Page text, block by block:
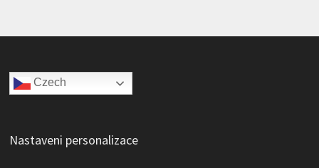
Czech
Nastaveni personalizace